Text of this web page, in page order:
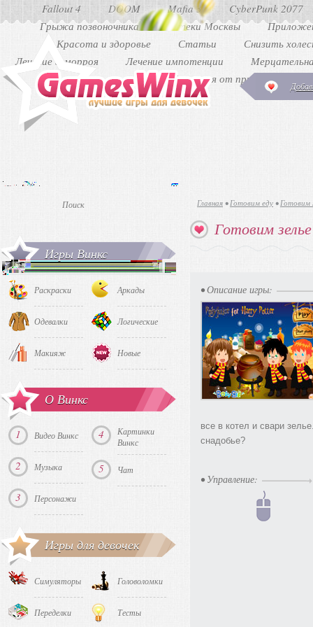
Fallout 4 DOOM Mafia 3
CyberPunk 2077
Грыжа позвоночника
Аптеки Москвы
Красота и здоровье
Статьи
Снизить
Лечение геморроя
Лечение импотенции
Как избавиться от прыщей
Главная • Готовим еду • Готовим
Готовим
• Описание игры:
все в котел и свари
снадобье?
• Управление:
Игры Винкс
Раскраски
Одевалки
Макияж
Аркады
Логические
Новые
О Винкс
1 Видео Винкс
2 Музыка
3 Персонажи
4
Картинки
Винкс
5 Чат
Игры для девочек
Симуляторы
Переделки
Головоломки
Тесты